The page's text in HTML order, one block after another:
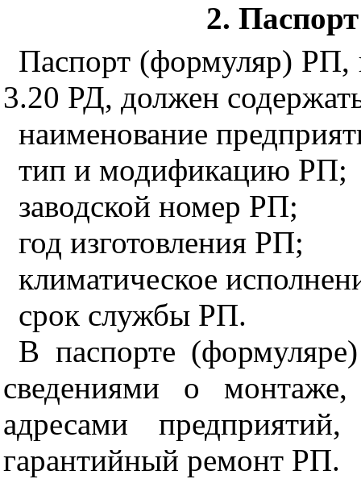
2.
Паспорт (формуляр)
3.20 РД, должен
наименование
тип и модификацию РП;
заводской номер РП;
год изготовления РП;
климатическое
срок службы РП.
В паспорте
сведениями о
адресами
гарантийный ремонт РП.